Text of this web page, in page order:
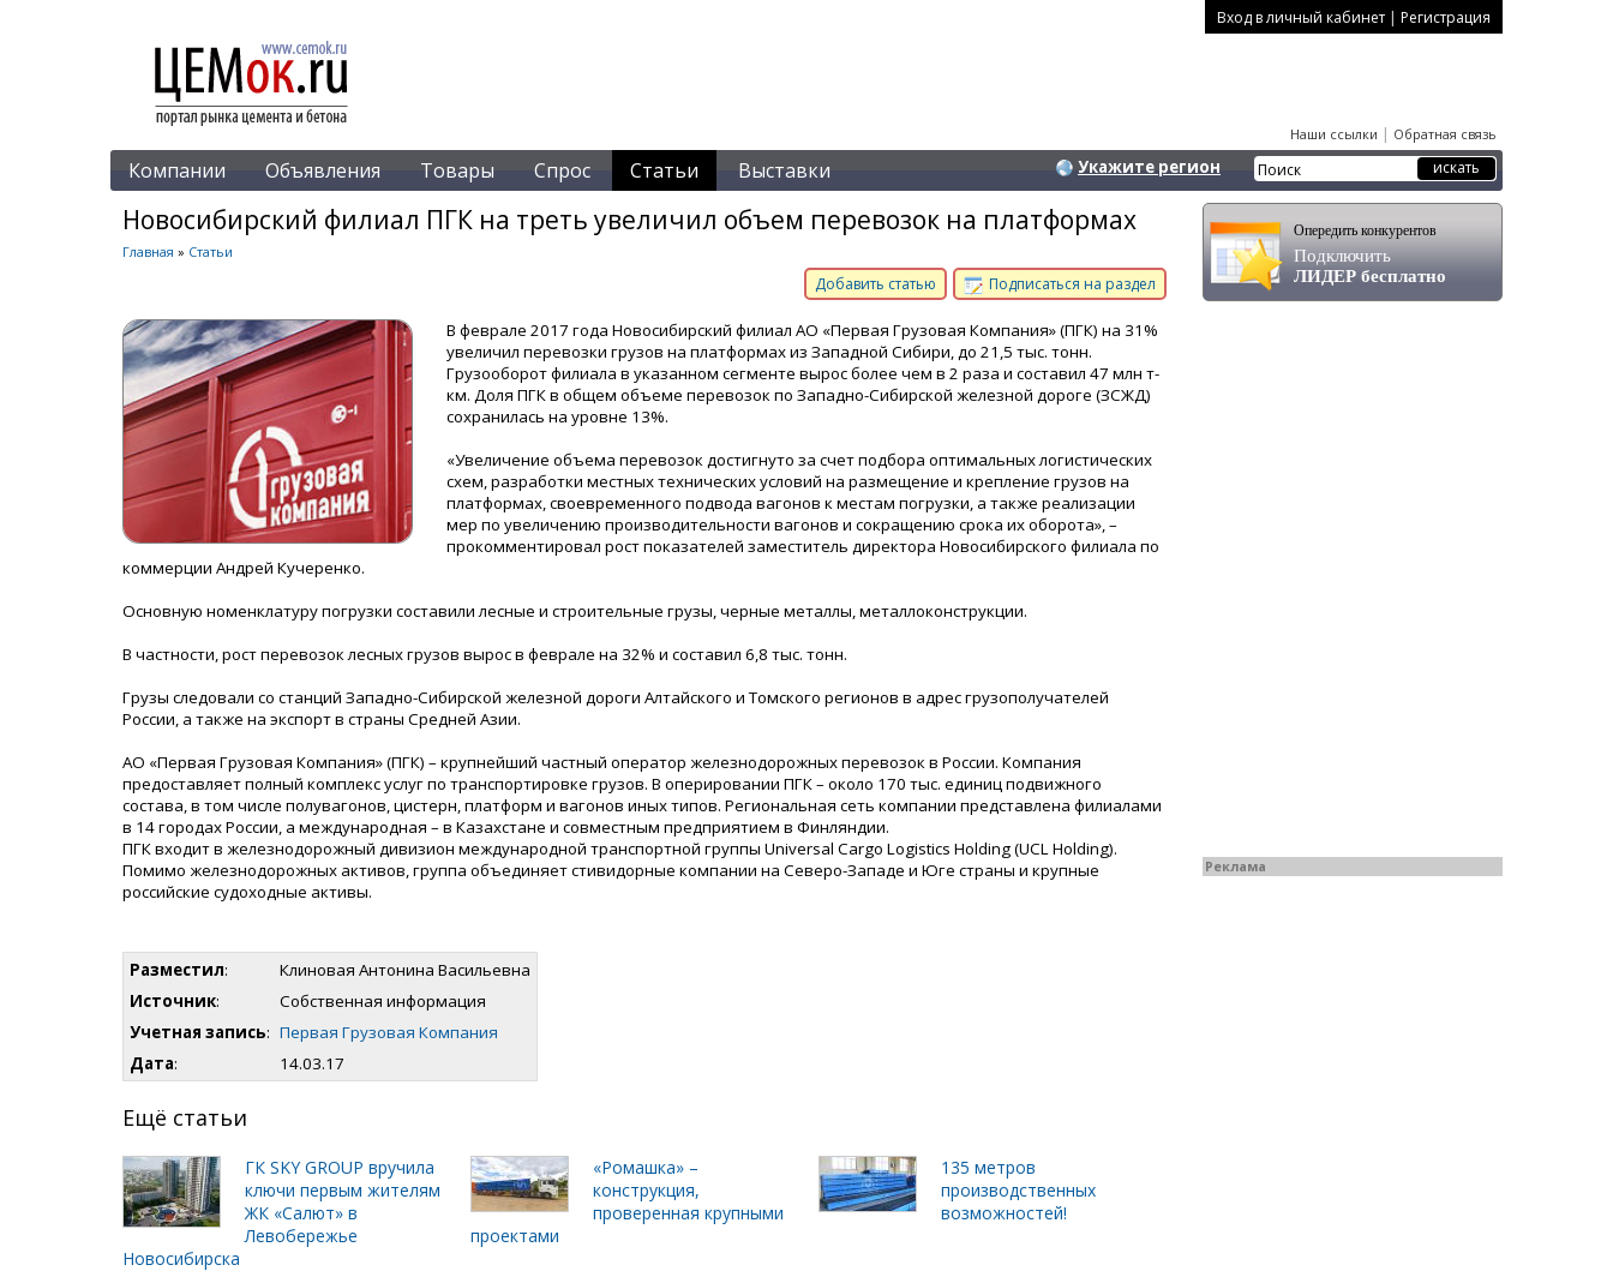
Вход в личный кабинет | Регистрация
Наши ссылки | Обратная связь
Компании Объявления Товары Спрос Статьи Выставки Укажите регион
Новосибирский филиал ПГК на треть увеличил объем перевозок на платформах
Главная » Статьи
Добавить статью Подписаться на раздел
В феврале 2017 года Новосибирский филиал АО «Первая Грузовая Компания» (ПГК) на 31%
увеличил перевозки грузов на платформах из Западной Сибири, до 21,5 тыс. тонн.
Грузооборот филиала в указанном сегменте вырос более чем в 2 раза и составил 47 млн т-
км. Доля ПГК в общем объеме перевозок по Западно-Сибирской железной дороге (ЗСЖД)
сохранилась на уровне 13%.
«Увеличение объема перевозок достигнуто за счет подбора оптимальных логистических
схем, разработки местных технических условий на размещение и крепление грузов на
платформах, своевременного подвода вагонов к местам погрузки, а также реализации
мер по увеличению производительности вагонов и сокращению срока их оборота», –
прокомментировал рост показателей заместитель директора Новосибирского филиала по
коммерции Андрей Кучеренко.
Основную номенклатуру погрузки составили лесные и строительные грузы, черные металлы, металлоконструкции.
В частности, рост перевозок лесных грузов вырос в феврале на 32% и составил 6,8 тыс. тонн.
Грузы следовали со станций Западно-Сибирской железной дороги Алтайского и Томского регионов в адрес грузополучателей
России, а также на экспорт в страны Средней Азии.
АО «Первая Грузовая Компания» (ПГК) – крупнейший частный оператор железнодорожных перевозок в России. Компания
предоставляет полный комплекс услуг по транспортировке грузов. В оперировании ПГК – около 170 тыс. единиц подвижного
состава, в том числе полувагонов, цистерн, платформ и вагонов иных типов. Региональная сеть компании представлена филиалами
в 14 городах России, а международная – в Казахстане и совместным предприятием в Финляндии.
ПГК входит в железнодорожный дивизион международной транспортной группы Universal Cargo Logistics Holding (UCL Holding).
Помимо железнодорожных активов, группа объединяет стивидорные компании на Северо-Западе и Юге страны и крупные
российские судоходные активы.
Разместил:
Клиновая Антонина Васильевна
Источник:
Собственная информация
Учетная запись: Первая Грузовая Компания
Дата: 14.03.17
Ещё статьи
ГК SKY GROUP вручила
ключи первым жителям
ЖК «Салют» в
Левобережье
Новосибирска
«Ромашка» –
конструкция,
проверенная крупными
проектами
135 метров
производственных
возможностей!
Опередить конкурентов
Подключить
ЛИДЕР бесплатно
Реклама